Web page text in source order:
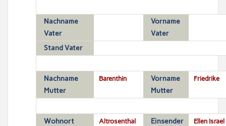
Nachname
Vater
Vorname
Vater
Stand Vater
Nachname
Mutter
Barenthin
Vorname
Mutter
Friedrike
Wohnort Altrosenthal Einsender Ellen Israel